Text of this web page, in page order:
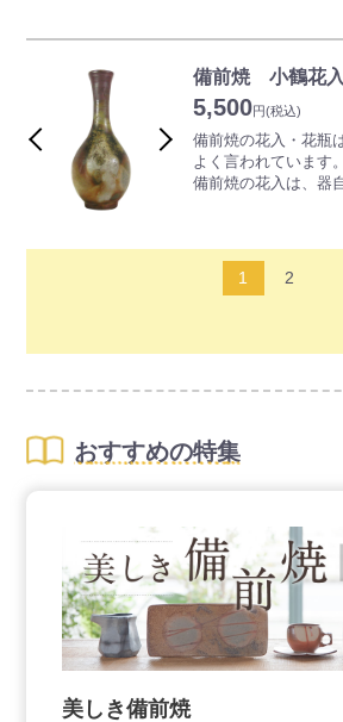
鉄分を多く含むこの
でき、ご飯はふっく
花瓶に入れれば花は
置きした水やお酒は
ぜひお試しを・・・
◆花瓶・・・２～３個
備前焼 小鶴花入
5,500円(税込)
備前焼の花入・花瓶
よく言われています。
備前焼の花入は、器
焼の花入や壺をよく
また、花を生けずに
1 2
おすすめの特集
美しき備前焼